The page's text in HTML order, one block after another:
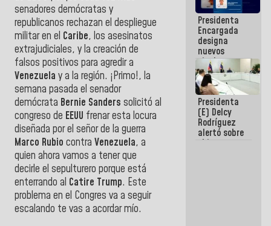
senadores demócratas y
republicanos rechazan el despliegue
militar en el Caribe, los asesinatos
extrajudiciales, y la creación de
falsos positivos para agredir a
Venezuela y a la región. ¡Primo!, la
semana pasada el senador
demócrata Bernie Sanders solicitó al
congreso de EEUU frenar esta locura
diseñada por el señor de la guerra
Marco Rubio contra Venezuela, a
quien ahora vamos a tener que
decirle el sepulturero porque está
enterrando al Catire Trump. Este
problema en el Congres va a seguir
escalando te vas a acordar mío.
sabotear el
diálogo y
promover el
caos
Presidenta
Encargada
designa
nuevos
titulares en
el
Viceministerio
de Energía
Eléctrica y
CORPOELEC
Presidenta
(E) Delcy
Rodríguez
alertó sobre
el impacto